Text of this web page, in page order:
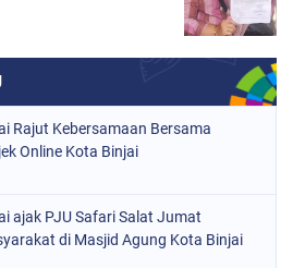
Rajut Kebersamaan Bersama
Online Kota Binjai
ajak PJU Safari Salat Jumat
di Masjid Agung Kota Binjai